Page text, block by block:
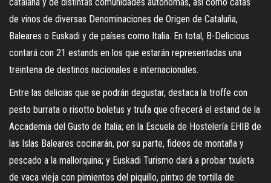
de vinos de diversas Denominaciones de Origen de Cataluña,
Baleares o Euskadi y de países como Italia. En total, B-Delicious
contará con 21 estands en los que estarán representadas una
treintena de destinos nacionales e internacionales.
Entre las delicias que se podrán degustar, destaca la troffe con
pesto burrata o risotto boletus y trufa que ofrecerá el estand de la
Accademia del Gusto de Italia; en la Escuela de Hostelería EHIB de
las Islas Baleares cocinarán, por su parte, fideos de montaña y
pescado a la mallorquina; y Euskadi Turismo dará a probar txuleta
de vaca vieja con pimientos del piquillo, pintxo de tortilla de